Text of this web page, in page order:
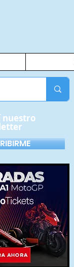
nuestro